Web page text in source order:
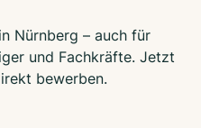
Nürnberg – auch für
und Fachkräfte. Jetzt
bewerben.